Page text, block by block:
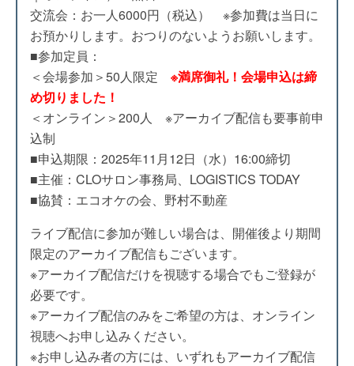
交流会：お一人6000円（税込） ※参加費は当日に
お預かりします。おつりのないようお願いします。
■参加定員：
＜会場参加＞50人限定 ※満席御礼！会場申込は締
め切りました！
＜オンライン＞200人 ※アーカイブ配信も要事前申
込制
■申込期限：2025年11月12日（水）16:00締切
■主催：CLOサロン事務局、LOGISTICS TODAY
■協賛：エコオケの会、野村不動産
ライブ配信に参加が難しい場合は、開催後より期間
限定のアーカイブ配信もございます。
※アーカイブ配信だけを視聴する場合でもご登録が
必要です。
※アーカイブ配信のみをご希望の方は、オンライン
視聴へお申し込みください。
※お申し込み者の方には、いずれもアーカイブ配信